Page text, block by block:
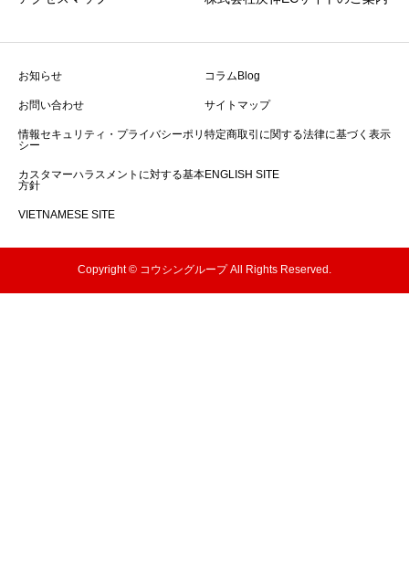
お知らせ コラムBlog
お問い合わせ サイトマップ
情報セキュリティ・プライバシーポリ
シー
特定商取引に関する法律に基づく表示
カスタマーハラスメントに対する基本
方針
ENGLISH SITE
VIETNAMESE SITE
Copyright © コウシングループ All Rights Reserved.